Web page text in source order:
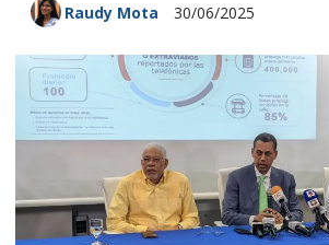
30/06/2025
Raudy Mota